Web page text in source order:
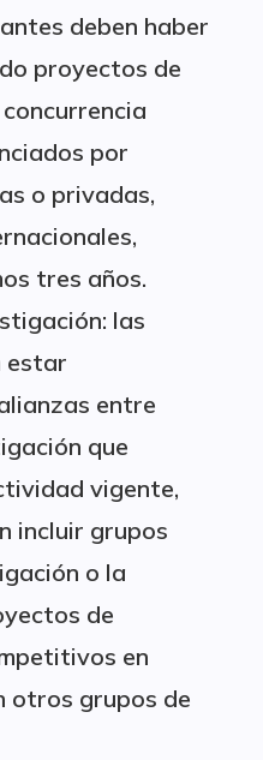
deben haber
proyectos de
por
o privadas,
tres años.
las
estar
entre
que
vigente,
incluir grupos
o la
de
en
otros grupos de